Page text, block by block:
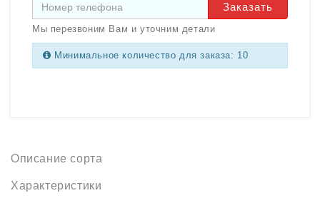
Заказать
Мы перезвоним Вам и уточним детали
Минимальное количество для заказа: 10
Описание сорта
Характеристики